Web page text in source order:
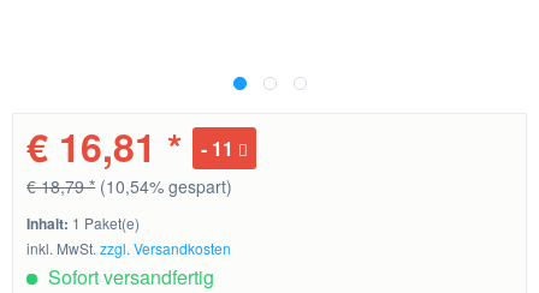
€ 16,81 * 11
€ 18,79 * (10,54% gespart)
Inhalt: 1 Paket(e)
inkl. MwSt.zzgl. Versandkosten
Sofort versandfertig